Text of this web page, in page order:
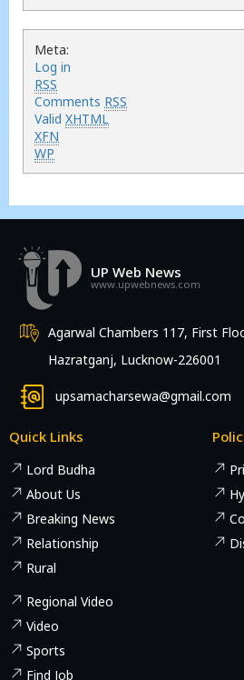
Meta:
Log in
RSS
Comments RSS
Valid XHTML
XFN
WP
UP Web News
www.upwebnews.com
Agarwal Chambers 117, First
Hazratganj, Lucknow-226001
upsamacharsewa@gmail.com
Quick Links
Lord Budha
About Us
Breaking News
Relationship
Rural
Regional Video
Video
Sports
Find Job